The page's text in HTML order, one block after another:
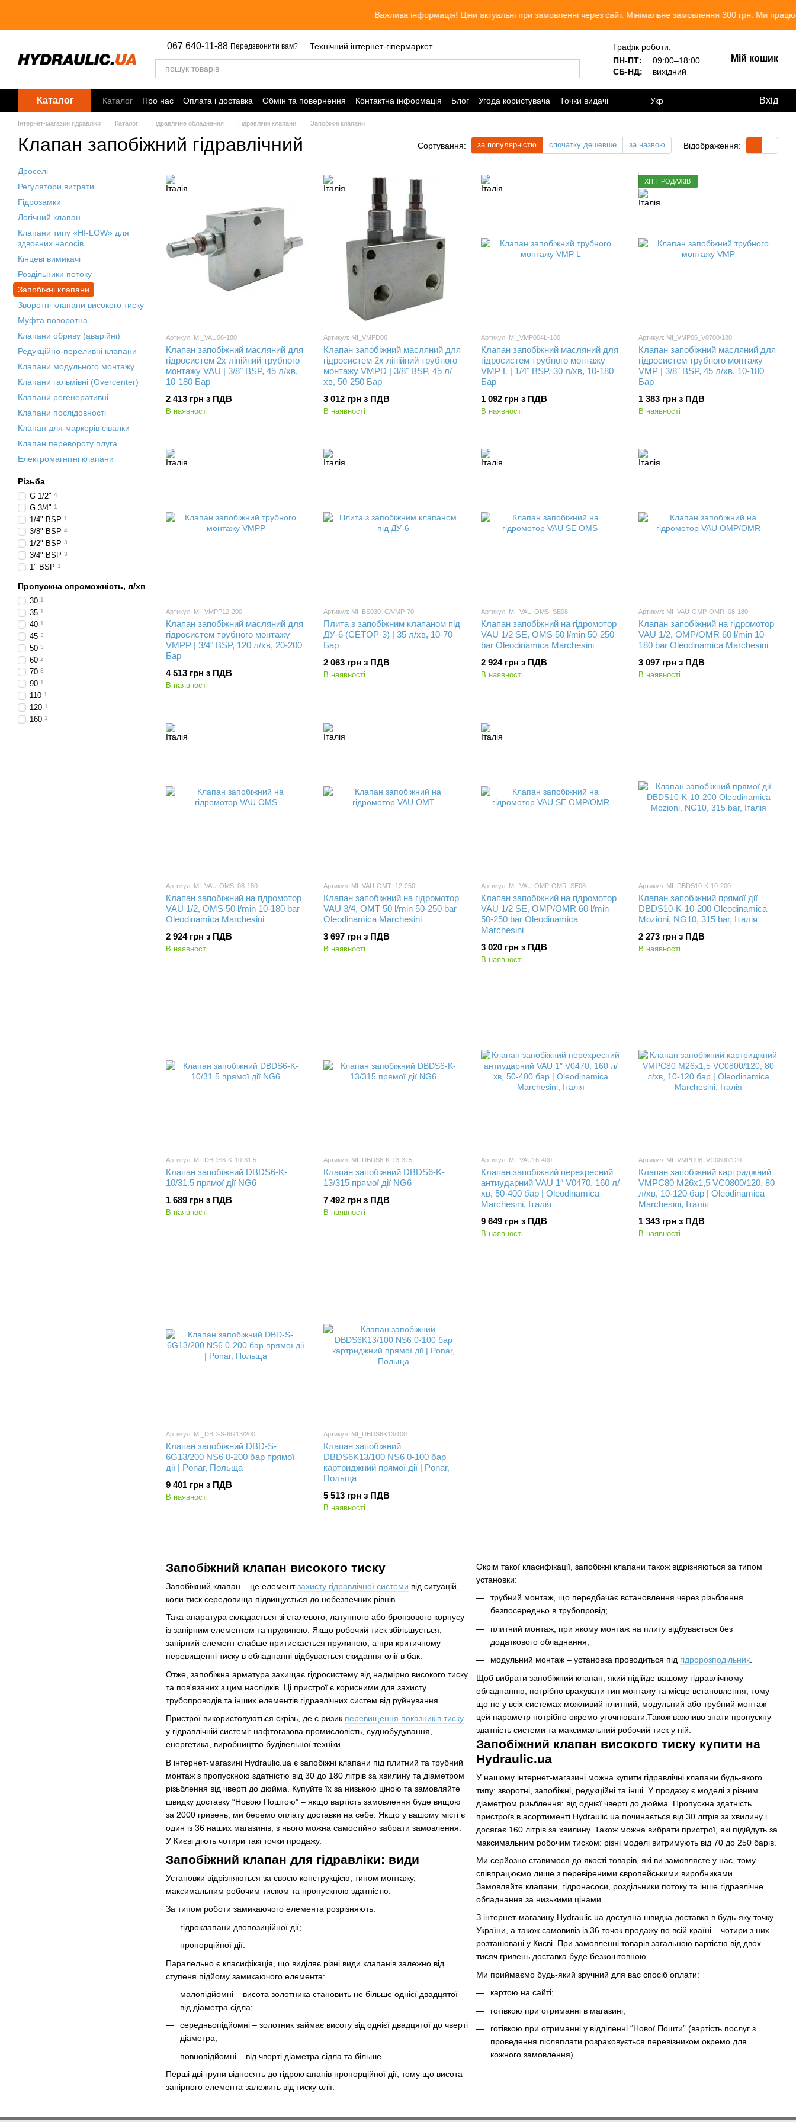
Важлива інформація! Ціни актуальні при замовленні через сайт. Мінімальне замовлення 300 грн. Ми працюємо. Разом до
067 640-11-88 Передзвонити вам? Технічний інтернет-гіпермаркет
Графік роботи:
ПН-ПТ:
09:00–18:00
СБ-НД:
вихідний
Мій кошик
Каталог Каталог Про нас Оплата і доставка Обмін та повернення Контактна інформація Блог Угода користувача Точки видачі Укр Вхід
Інтернет-магазин гідравліки Каталог Гідравлічне обладнання Гідравлічні клапани Запобіжні клапани
Клапан запобіжний гідравлічний Сортування: за популярністю спочатку дешевше за назвою Відображення:
Запобіжний клапан високого тиску
Запобіжний клапан ‒ це елементзахисту гідравлічної системи від ситуацій,
коли тиск середовища підвищується до небезпечних рівнів.
Така апаратура складається зі сталевого, латунного або бронзового корпусу
із запірним елементом та пружиною. Якщо робочий тиск збільшується,
запірний елемент слабше притискається пружиною, а при критичному
перевищенні тиску в обладнанні відбувається скидання олії в бак.
Отже, запобіжна арматура захищає гідросистему від надмірно високого тиску
та пов'язаних з цим наслідків. Ці пристрої є корисними для захисту
трубопроводів та інших елементів гідравлічних систем від руйнування.
Пристрої використовуються скрізь, де є ризик перевищення показників тиску
у гідравлічній системі: нафтогазова промисловість, суднобудування,
енергетика, виробництво будівельної техніки.
В інтернет-магазині Hydraulic.ua є запобіжні клапани під плитний та трубний
монтаж з пропускною здатністю від 30 до 180 літрів за хвилину та діаметром
різьблення від чверті до дюйма. Купуйте їх за низькою ціною та замовляйте
швидку доставку “Новою Поштою” – якщо вартість замовлення буде вищою
за 2000 гривень, ми беремо оплату доставки на себе. Якщо у вашому місті є
один із 36 наших магазинів, з нього можна самостійно забрати замовлення.
У Києві діють чотири такі точки продажу.
Запобіжний клапан для гідравліки: види
Установки відрізняються за своєю конструкцією, типом монтажу,
максимальним робочим тиском та пропускною здатністю.
За типом роботи замикаючого елемента розрізняють:
гідроклапани двопозиційної дії;
пропорційної дії.
Паралельно є класифікація, що виділяє різні види клапанів залежно від
ступеня підйому замикаючого елемента:
малопідйомні – висота золотника становить не більше однієї двадцятої
від діаметра сідла;
середньопідйомні – золотник займає висоту від однієї двадцятої до чверті
діаметра;
повнопідйомні – від чверті діаметра сідла та більше.
Перші дві групи відносять до гідроклапанів пропорційної дії, тому що висота
запірного елемента залежить від тиску олії.
Окрім такої класифікації, запобіжні клапани також відрізняються за типом
установки:
трубний монтаж, що передбачає встановлення через різьблення
безпосередньо в трубопровід;
плитний монтаж, при якому монтаж на плиту відбувається без
додаткового обладнання;
модульний монтаж ‒ установка проводиться під гідророзподільник
Щоб вибрати запобіжний клапан, який підійде вашому гідравлічному
обладнанню, потрібно врахувати тип монтажу та місце встановлення, тому
що не у всіх системах можливий плитний, модульний або трубний монтаж –
цей параметр потрібно окремо уточнювати.Також важливо знати пропускну
здатність системи та максимальний робочий тиск у ній.
Запобіжний клапан високого тиску купити на
Hydraulic.ua
У нашому інтернет-магазині можна купити гідравлічні клапани будь-якого
типу: зворотні, запобіжні, редукційні та інші. У продажу є моделі з різним
діаметром різьблення: від однієї чверті до дюйма. Пропускна здатність
пристроїв в асортименті Hydraulic.ua починається від 30 літрів за хвилину і
досягає 160 літрів за хвилину. Також можна вибрати пристрої, які підійдуть за
максимальним робочим тиском: різні моделі витримують від 70 до 250 барів.
Ми серйозно ставимося до якості товарів, які ви замовляєте у нас, тому
співпрацюємо лише з перевіреними європейськими виробниками.
Замовляйте клапани, гідронасоси, роздільники потоку та інше гідравлічне
обладнання за низькими цінами.
З інтернет-магазину Hydraulic.ua доступна швидка доставка в будь-яку точку
України, а також самовивіз із 36 точок продажу по всій країні – чотири з них
розташовані у Києві. При замовленні товарів загальною вартістю від двох
тисяч гривень доставка буде безкоштовною.
Ми приймаємо будь-який зручний для вас спосіб оплати:
картою на сайті;
готівкою при отриманні в магазині;
готівкою при отриманні у відділенні “Нової Пошти” (вартість послуг з
проведення післяплати розраховується перевізником окремо для
кожного замовлення).
Артикул: MI_VAU06-180
Клапан запобіжний масляний для
гідросистем 2х лінійний трубного
монтажу VAU | 3/8" BSP, 45 л/хв,
10-180 Бар
2 413 грн з ПДВ
В наявності
Артикул: MI_VMPD06
Клапан запобіжний масляний для
гідросистем 2х лінійний трубного
монтажу VMPD | 3/8" BSP, 45 л/
хв, 50-250 Бар
3 012 грн з ПДВ
В наявності
Артикул: MI_VMP004L-180
Клапан запобіжний масляний для
гідросистем трубного монтажу
VMP L | 1/4" BSP, 30 л/хв, 10-180
Бар
1 092 грн з ПДВ
В наявності
ХІТ ПРОДАЖІВ
Артикул: MI_VMP06_V0700/180
Клапан запобіжний масляний для
гідросистем трубного монтажу
VMP | 3/8" BSP, 45 л/хв, 10-180
Бар
1 383 грн з ПДВ
В наявності
Артикул: MI_VMPP12-200
Клапан запобіжний масляний для
гідросистем трубного монтажу
VMPP | 3/4" BSP, 120 л/хв, 20-200
Бар
4 513 грн з ПДВ
В наявності
Артикул: MI_BS030_C/VMP-70
Плита з запобіжним клапаном під
ДУ-6 (CETOP-3) | 35 л/хв, 10-70
Бар
2 063 грн з ПДВ
В наявності
Артикул: MI_VAU-OMS_SE08
Клапан запобіжний на гідромотор
VAU 1/2 SE, OMS 50 l/min 50-250
bar Oleodinamica Marchesini
2 924 грн з ПДВ
В наявності
Артикул: MI_VAU-OMP-OMR_08-180
Клапан запобіжний на гідромотор
VAU 1/2, OMP/OMR 60 l/min 10-
180 bar Oleodinamica Marchesini
3 097 грн з ПДВ
В наявності
Артикул: MI_VAU-OMS_08-180
Клапан запобіжний на гідромотор
VAU 1/2, OMS 50 l/min 10-180 bar
Oleodinamica Marchesini
2 924 грн з ПДВ
В наявності
Артикул: MI_VAU-OMT_12-250
Клапан запобіжний на гідромотор
VAU 3/4, OMT 50 l/min 50-250 bar
Oleodinamica Marchesini
3 697 грн з ПДВ
В наявності
Артикул: MI_VAU-OMP-OMR_SE08
Клапан запобіжний на гідромотор
VAU 1/2 SE, OMP/OMR 60 l/min
50-250 bar Oleodinamica
Marchesini
3 020 грн з ПДВ
В наявності
Артикул: MI_DBDS10-K-10-200
Клапан запобіжний прямої дії
DBDS10-K-10-200 Oleodinamica
Mozioni, NG10, 315 bar, Італія
2 273 грн з ПДВ
В наявності
Артикул: MI_DBDS6-K-10-31.5
Клапан запобіжний DBDS6-K-
10/31.5 прямої дії NG6
1 689 грн з ПДВ
В наявності
Артикул: MI_DBDS6-K-13-315
Клапан запобіжний DBDS6-K-
13/315 прямої дії NG6
7 492 грн з ПДВ
В наявності
Артикул: MI_VAU16-400
Клапан запобіжний перехресний
антиударний VAU 1″ V0470, 160 л/
хв, 50-400 бар | Oleodinamica
Marchesini, Італія
9 649 грн з ПДВ
В наявності
Артикул: MI_VMPC08_VC0800/120
Клапан запобіжний картриджний
VMPC80 M26x1,5 VC0800/120, 80
л/хв, 10-120 бар | Oleodinamica
Marchesini, Італія
1 343 грн з ПДВ
В наявності
Артикул: MI_DBD-S-6G13/200
Клапан запобіжний DBD-S-
6G13/200 NS6 0-200 бар прямої
дії | Ponar, Польща
9 401 грн з ПДВ
В наявності
Артикул: MI_DBDS6K13/100
Клапан запобіжний
DBDS6K13/100 NS6 0-100 бар
картриджний прямої дії | Ponar,
Польща
5 513 грн з ПДВ
В наявності
Дроселі
Регулятори витрати
Гідрозамки
Логічний клапан
Клапани типу «HI-LOW» для
здвоєних насосів
Кінцеві вимикачі
Роздільники потоку
Запобіжні клапани
Зворотні клапани високого тиску
Муфта поворотна
Клапани обриву (аварійні)
Редукційно-переливні клапани
Клапани модульного монтажу
Клапани гальмівні (Overcenter)
Клапани регенеративні
Клапани послідовності
Клапан для маркерів сівалки
Клапан перевороту плуга
Електромагнітні клапани
Різьба
G 1/2" 4
G 3/4" 1
1/4" BSP 1
3/8" BSP 4
1/2" BSP 3
3/4" BSP 3
1" BSP 1
Пропускна спроможність, л/хв
30 1
35 1
40 1
45 3
50 3
60 2
70 3
90 1
110 1
120 1
160 1